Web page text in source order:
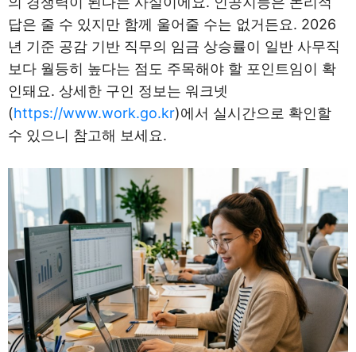
답은 줄 수 있지만 함께 울어줄 수는 없거든요. 2026
년 기준 공감 기반 직무의 임금 상승률이 일반 사무직
보다 월등히 높다는 점도 주목해야 할 포인트임이 확
인돼요. 상세한 구인 정보는 워크넷
(https://www.work.go.kr)에서 실시간으로 확인할
수 있으니 참고해 보세요.